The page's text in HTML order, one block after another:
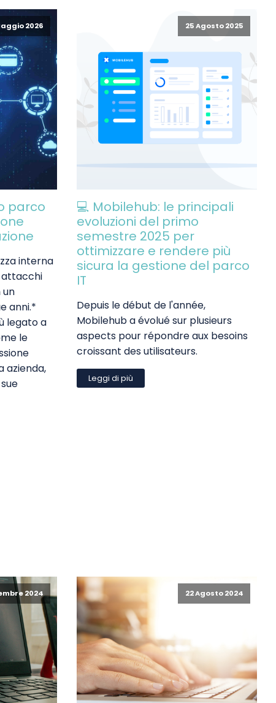
2026
parco
interna
attacchi
un
anni.*
legato a
le
azienda,
25 Agosto 2025
💻 Mobilehub: le principali
evoluzioni del primo
semestre 2025 per
ottimizzare e rendere più
sicura la gestione del parco
IT
Depuis le début de l'année,
Mobilehub a évolué sur plusieurs
aspects pour répondre aux besoins
croissant des utilisateurs.
Leggi di più
2024 22 Agosto 2024